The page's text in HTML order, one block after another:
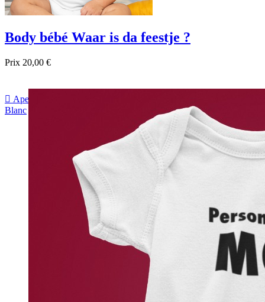
Body bébé Waar is da feestje ?
Prix 20,00 €
 Aperçu rapide
Blanc